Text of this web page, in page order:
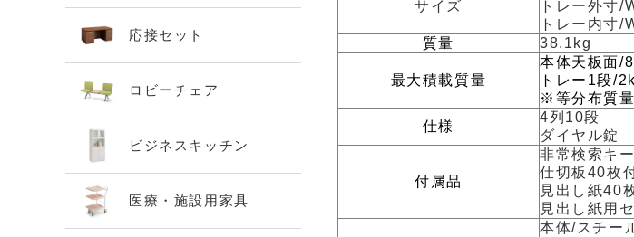
サイズ
トレー外寸
トレー内寸
質量
38.1kg
最大積載質量
本体天板面/
トレー1段/
※等分布質
仕様
4列10段
ダイヤル錠
付属品
非常検索キ
仕切板40枚
見出し紙40
見出し紙用
本体/スチー
応接セット
ロビーチェア
ビジネスキッチン
医療・施設用家具